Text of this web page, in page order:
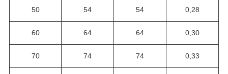
50 54 54 0,28
60 64 64 0,30
70 74 74 0,33